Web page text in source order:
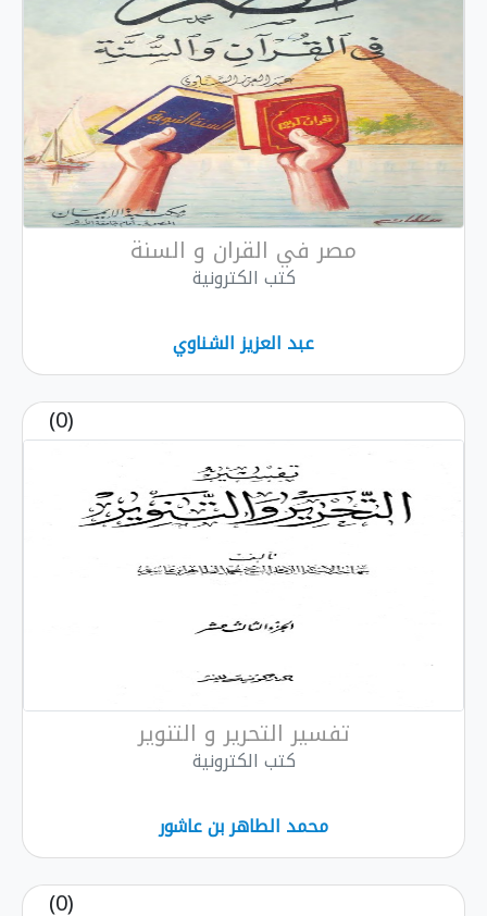
مصر في القران و السنة
كتب الكترونية
عبد العزيز الشناوي
(0)
تفسير التحرير و التنوير
كتب الكترونية
محمد الطاهر بن عاشور
(0)